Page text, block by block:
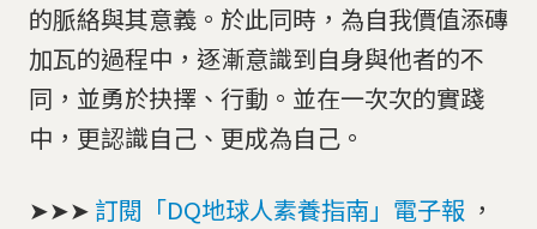
的脈絡與其意義。於此同時，為自我價值添磚
加瓦的過程中，逐漸意識到自身與他者的不
同，並勇於抉擇、行動。並在一次次的實踐
中，更認識自己、更成為自己。
➤➤➤ 訂閱「DQ地球人素養指南」電子報 ，